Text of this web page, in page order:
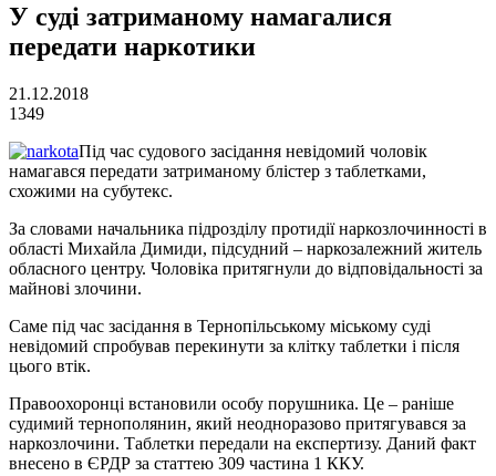
У суді затриманому намагалися
передати наркотики
21.12.2018
1349
Під час судового засідання невідомий чоловік
намагався передати затриманому блістер з таблетками,
схожими на субутекс.
За словами начальника підрозділу протидії наркозлочинності в
області Михайла Димиди, підсудний – наркозалежний житель
обласного центру. Чоловіка притягнули до відповідальності за
майнові злочини.
Саме під час засідання в Тернопільському міському суді
невідомий спробував перекинути за клітку таблетки і після
цього втік.
Правоохоронці встановили особу порушника. Це – раніше
судимий тернополянин, який неодноразово притягувався за
наркозлочини. Таблетки передали на експертизу. Даний факт
внесено в ЄРДР за статтею 309 частина 1 ККУ.